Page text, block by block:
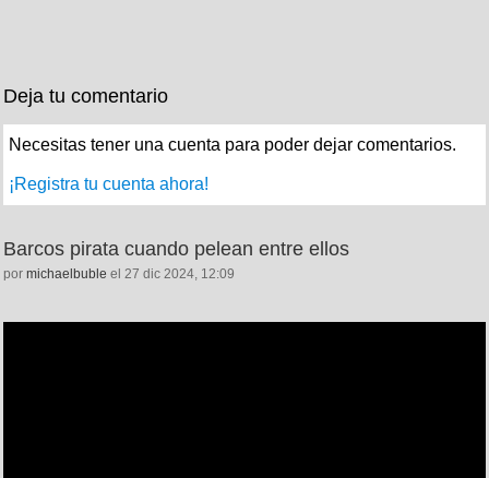
Deja tu comentario
Necesitas tener una cuenta para poder dejar comentarios.
¡Registra tu cuenta ahora!
Barcos pirata cuando pelean entre ellos
por michaelbuble el 27 dic 2024, 12:09